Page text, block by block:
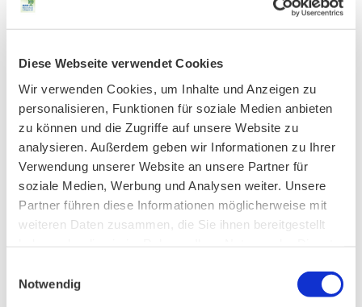
Diese Webseite verwendet Cookies
Wir verwenden Cookies, um Inhalte und Anzeigen zu
personalisieren, Funktionen für soziale Medien anbieten
zu können und die Zugriffe auf unsere Website zu
analysieren. Außerdem geben wir Informationen zu Ihrer
Verwendung unserer Website an unsere Partner für
soziale Medien, Werbung und Analysen weiter. Unsere
Partner führen diese Informationen möglicherweise mit
weiteren Daten zusammen, die Sie ihnen bereitgestellt
Notwendig
Ankündigung Jahres-Mitgliederversammlung
2026
PHONSTUDIO Sendung Juni 2026
AKTIV IN STADT UND LANDKREIS MÜNCHEN: